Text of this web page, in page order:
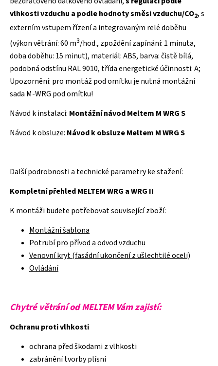
vlhkosti vzduchu a podle hodnoty směsi vzduchu/CO2, s
externím vstupem řízení a integrovaným relé doběhu
(výkon větrání: 60 m3/hod., zpoždění zapínání: 1 minuta,
doba doběhu: 15 minut), materiál: ABS, barva: čistě bílá,
podobná odstínu RAL 9010, třída energetické účinnosti: A;
Upozornění: pro montáž pod omítku je nutná montážní
sada M-WRG pod omítku!
Návod k instalaci: Montážní návod Meltem M WRG S
Návod k obsluze: Návod k obsluze Meltem M WRG S
Další podrobnosti a technické parametry ke stažení:
Kompletní přehled MELTEM WRG a WRG II
K montáži budete potřebovat související zboží:
Montážní šablona
Potrubí pro přívod a odvod vzduchu
Venovní kryt (fasádní ukončení z ušlechtilé oceli)
Ovládání
Chytré větrání od MELTEM Vám zajistí:
Ochranu proti vlhkosti
ochrana před škodami z vlhkosti
zabránění tvorby plísní